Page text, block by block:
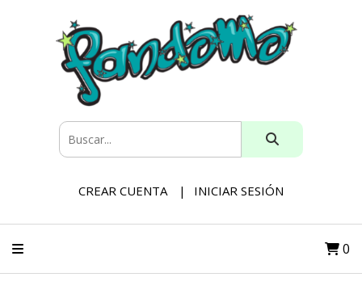
CREAR CUENTA INICIAR SESIÓN
0